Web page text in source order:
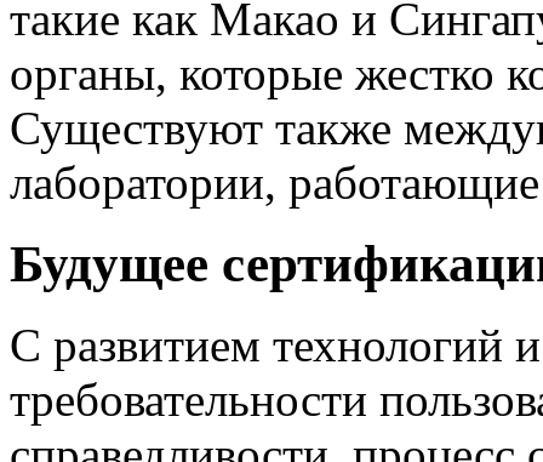
такие как Макао и
органы, которые жестко
Существуют также
лаборатории,
Будущее
С развитием технологий
требовательности